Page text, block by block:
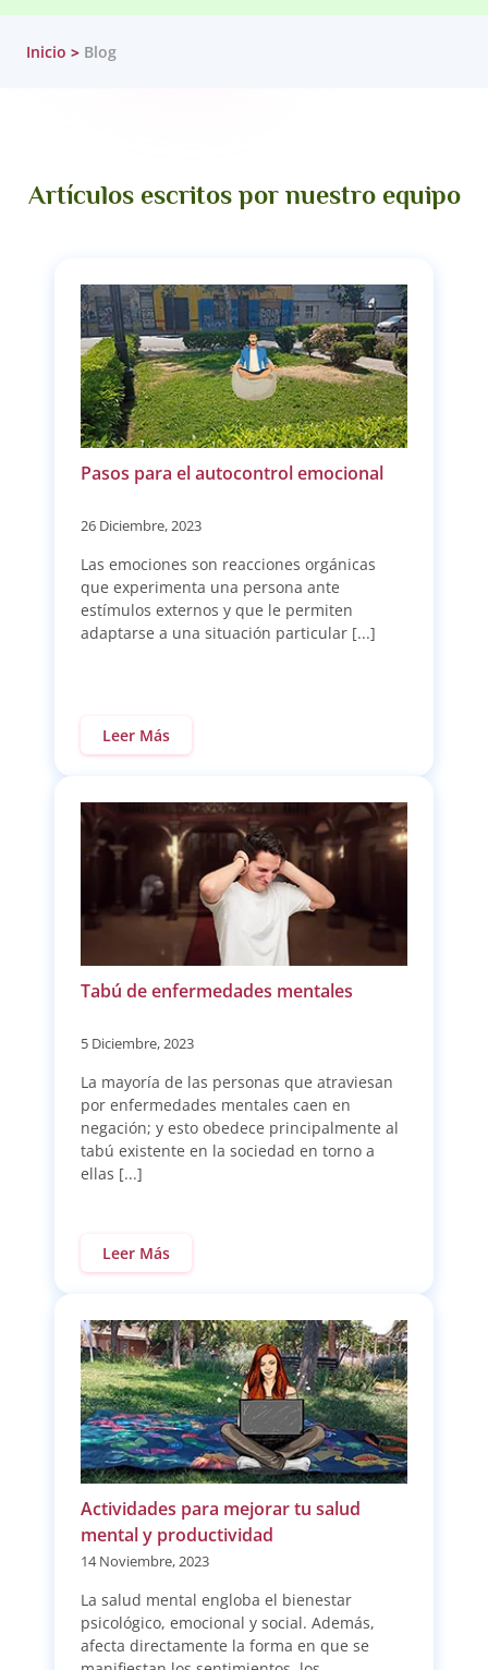
Inicio Blog
Artículos escritos por nuestro equipo
Pasos para el autocontrol emocional
26 Diciembre, 2023
Las emociones son reacciones orgánicas
que experimenta una persona ante
estímulos externos y que le permiten
adaptarse a una situación particular [...]
Leer Más
Tabú de enfermedades mentales
5 Diciembre, 2023
La mayoría de las personas que atraviesan
por enfermedades mentales caen en
negación; y esto obedece principalmente al
tabú existente en la sociedad en torno a
ellas [...]
Leer Más
Actividades para mejorar tu salud
mental y productividad
14 Noviembre, 2023
La salud mental engloba el bienestar
psicológico, emocional y social. Además,
afecta directamente la forma en que se